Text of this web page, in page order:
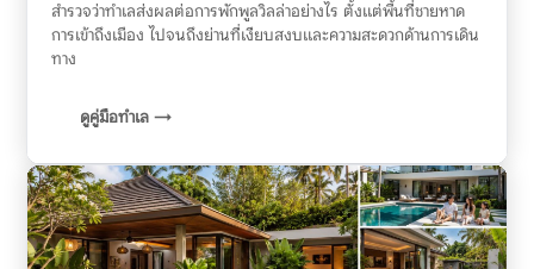
สำรวจว่าทำเลส่งผลต่อการพักพูลวิลล่าอย่างไร ตั้งแต่พื้นที่ชายหาด
การเข้าถึงเมือง ไปจนถึงย่านที่เงียบสงบและความสะดวกด้านการเดิน
ทาง
ดูคู่มือทำเล →